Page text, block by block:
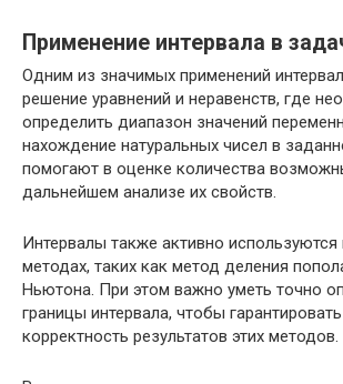
Применение интервала в
Одним из значимых применений
решение уравнений и неравенств, где
определить диапазон значений
нахождение натуральных чисел в
помогают в оценке количества
дальнейшем анализе их свойств.
Интервалы также активно
методах, таких как метод деления
Ньютона. При этом важно уметь точно
границы интервала, чтобы
корректность результатов этих методов.